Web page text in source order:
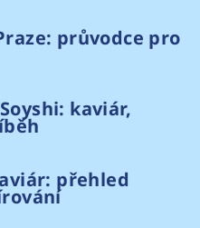
průvodce pro
kaviár,
přehled